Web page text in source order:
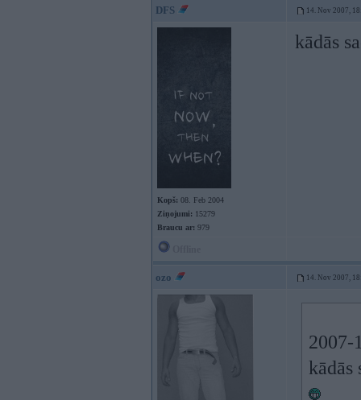
DFS 14. Nov 2007,
Kopš: 08. Feb 2004
Ziņojumi: 15279
Braucu ar: 979
kādās
ozo 14. Nov 2007,
2007-
kādās